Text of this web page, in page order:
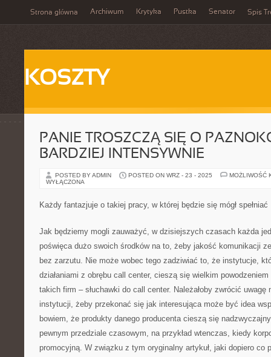
Strona główna Archiwum Krytyka Pustka Senator Spis
KOSZTY
PANIE TROSZCZĄ SIĘ O
BARDZIEJ INTENSYWNIE
POSTED BY ADMIN POSTED ON WRZ - 23 - 2025
MOŻLIWOŚĆ
WYŁĄCZONA
Każdy fantazjuje o takiej pracy, w której będzie się mógł spełniać
Jak będziemy mogli zauważyć, w dzisiejszych czasach każda
poświęca dużo swoich środków na to, żeby jakość komunikacji
bez zarzutu. Nie może wobec tego zadziwiać to, że instytucje,
działaniami z obrębu call center, cieszą się wielkim
takich firm – słuchawki do call center. Należałoby zwrócić uwagę
instytucji, żeby przekonać się jak interesująca może być idea
bowiem, że produkty danego producenta cieszą się
pewnym przedziale czasowym, na przykład wtenczas, kiedy
promocyjną. W związku z tym oryginalny artykuł, jaki dopiero co